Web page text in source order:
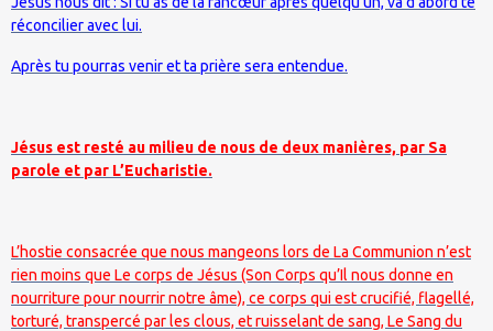
réconcilier avec lui.
Après tu pourras venir et ta prière sera entendue.
Jésus est resté au milieu de nous de deux manières, par Sa
parole et par L’Eucharistie.
L’hostie consacrée que nous mangeons lors de La Communion n’est
rien moins que Le corps de Jésus (Son Corps qu’Il nous donne en
nourriture pour nourrir notre âme), ce corps qui est crucifié, flagellé,
torturé, transpercé par les clous, et ruisselant de sang, Le Sang du